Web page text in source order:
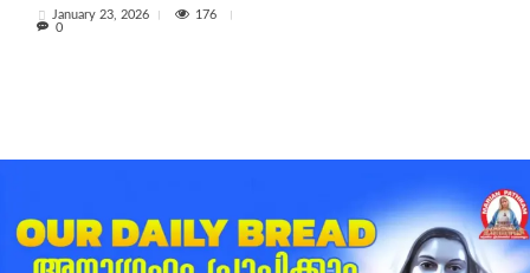
January 23, 2026
176
0